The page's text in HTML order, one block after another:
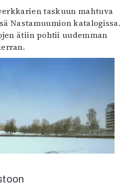
taskuun mahtuva
Nastamuumion katalogissa.
ätiin pohtii uudemman